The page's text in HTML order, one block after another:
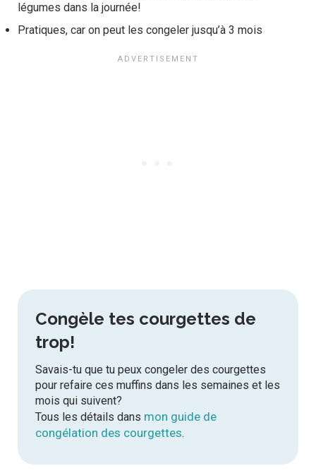
légumes dans la journée!
Pratiques, car on peut les congeler jusqu’à 3 mois
Congèle tes courgettes de
trop!
Savais-tu que tu peux congeler des courgettes
pour refaire ces muffins dans les semaines et les
mois qui suivent?
Tous les détails dans mon guide de
congélation des courgettes.